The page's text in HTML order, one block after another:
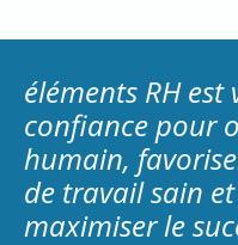
éléments RH
confiance pour
humain,
de travail sain
maximiser le